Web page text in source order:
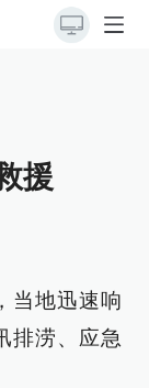
援
当地迅速响
排涝、应急